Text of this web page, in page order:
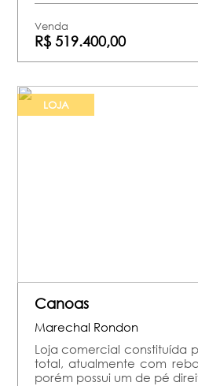
Venda
R$ 519.400,00
LOJA
Canoas
Marechal Rondon
Loja comercial constituída
total, atualmente com
porém possui um de pé